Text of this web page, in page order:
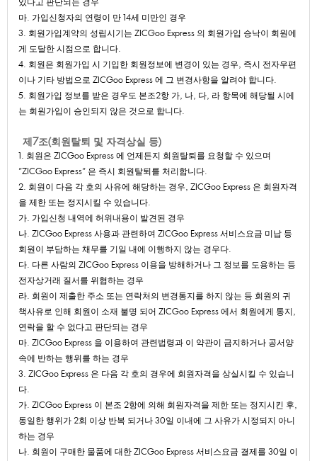
마.가입신청자의연령이만14세미만인경우
3.회원가입계약의성립시기는ZICGooExpress의회원가입승낙이회원에
게도달한시점으로합니다.
4.회원은회원가입시기입한회원정보에변경이있는경우,즉시전자우편
이나기타방법으로ZICGooExpress에그변경사항을알려야합니다.
5.회원가입정보를받은경우도본조2항가,나,다,라항목에해당될시에
는회원가입이승인되지않은것으로합니다.
제7조(회원탈퇴및자격상실등)
1.회원은ZICGooExpress에언제든지회원탈퇴를요청할수있으며
"ZICGooExpress"은즉시회원탈퇴를처리합니다.
2.회원이다음각호의사유에해당하는경우,ZICGooExpress은회원자격
을제한또는정지시킬수있습니다.
가.가입신청내역에허위내용이발견된경우
나.ZICGooExpress사용과관련하여ZICGooExpress서비스요금미납등
회원이부담하는채무를기일내에이행하지않는경우다.
다.다른사람의ZICGooExpress이용을방해하거나그정보를도용하는등
전자상거래질서를위협하는경우
라.회원이제출한주소또는연락처의변경통지를하지않는등회원의귀
책사유로인해회원이소재불명되어ZICGooExpress에서회원에게통지,
연락을할수없다고판단되는경우
마.ZICGooExpress을이용하여관련법령과이약관이금지하거나공서양
속에반하는행위를하는경우
3.ZICGooExpress은다음각호의경우에회원자격을상실시킬수있습니
다.
가.ZICGooExpress이본조2항에의해회원자격을제한또는정지시킨후,
동일한행위가2회이상반복되거나30일이내에그사유가시정되지아니
하는경우
나.회원이구매한물품에대한ZICGooExpress서비스요금결제를30일이